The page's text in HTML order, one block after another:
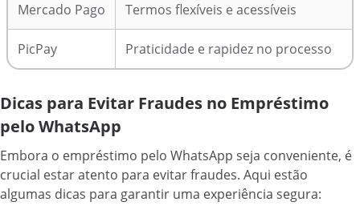
Mercado Pago Termos flexíveis e acessíveis
PicPay Praticidade e rapidez no processo
Dicas para Evitar Fraudes no Empréstimo
pelo WhatsApp
Embora o empréstimo pelo WhatsApp seja conveniente, é
crucial estar atento para evitar fraudes. Aqui estão
algumas dicas para garantir uma experiência segura: